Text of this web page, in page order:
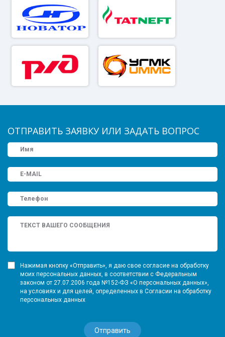
ОТПРАВИТЬ ЗАЯВКУ ИЛИ ЗАДАТЬ ВОПРОС
Нажимая кнопку «Отправить», я даю свое согласие на обработку
моих персональных данных, в соответствии с Федеральным
законом от 27.07.2006 года №152-ФЗ «О персональных данных»,
на условиях и для целей, определенных в Согласии на обработку
персональных данных